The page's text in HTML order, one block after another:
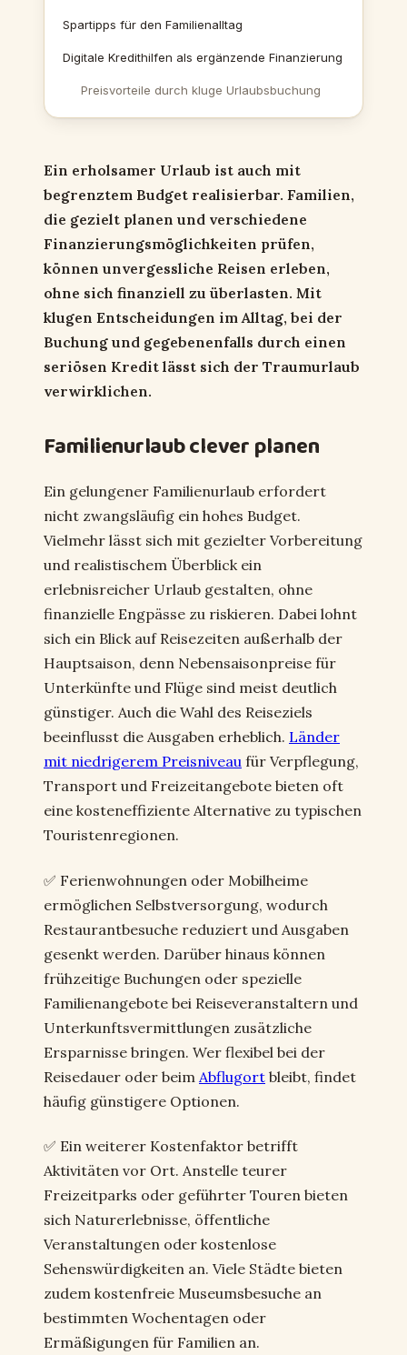
Spartipps für den Familienalltag
Digitale Kredithilfen als ergänzende Finanzierung
Preisvorteile durch kluge Urlaubsbuchung
Ein erholsamer Urlaub ist auch mit
begrenztem Budget realisierbar. Familien,
die gezielt planen und verschiedene
Finanzierungsmöglichkeiten prüfen,
können unvergessliche Reisen erleben,
ohne sich finanziell zu überlasten. Mit
klugen Entscheidungen im Alltag, bei der
Buchung und gegebenenfalls durch einen
seriösen Kredit lässt sich der Traumurlaub
verwirklichen.
Familienurlaub clever planen
Ein gelungener Familienurlaub erfordert
nicht zwangsläufig ein hohes Budget.
Vielmehr lässt sich mit gezielter Vorbereitung
und realistischem Überblick ein
erlebnisreicher Urlaub gestalten, ohne
finanzielle Engpässe zu riskieren. Dabei lohnt
sich ein Blick auf Reisezeiten außerhalb der
Hauptsaison, denn Nebensaisonpreise für
Unterkünfte und Flüge sind meist deutlich
günstiger. Auch die Wahl des Reiseziels
beeinflusst die Ausgaben erheblich. Länder
mit niedrigerem Preisniveau für Verpflegung,
Transport und Freizeitangebote bieten oft
eine kosteneffiziente Alternative zu typischen
Touristenregionen.
✅ Ferienwohnungen oder Mobilheime
ermöglichen Selbstversorgung, wodurch
Restaurantbesuche reduziert und Ausgaben
gesenkt werden. Darüber hinaus können
frühzeitige Buchungen oder spezielle
Familienangebote bei Reiseveranstaltern und
Unterkunftsvermittlungen zusätzliche
Ersparnisse bringen. Wer flexibel bei der
Reisedauer oder beim Abflugort bleibt, findet
häufig günstigere Optionen.
✅ Ein weiterer Kostenfaktor betrifft
Aktivitäten vor Ort. Anstelle teurer
Freizeitparks oder geführter Touren bieten
sich Naturerlebnisse, öffentliche
Veranstaltungen oder kostenlose
Sehenswürdigkeiten an. Viele Städte bieten
zudem kostenfreie Museumsbesuche an
bestimmten Wochentagen oder
Ermäßigungen für Familien an.